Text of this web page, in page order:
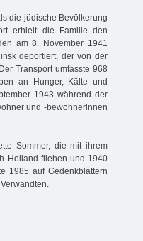
die jüdische Bevölkerung
erhielt die Familie den
am 8. November 1941
deportiert, der von der
Transport umfasste 968
an Hunger, Kälte und
1943 während der
und -bewohnerinnen
Sommer, die mit ihrem
Holland fliehen und 1940
1985 auf Gedenkblättern